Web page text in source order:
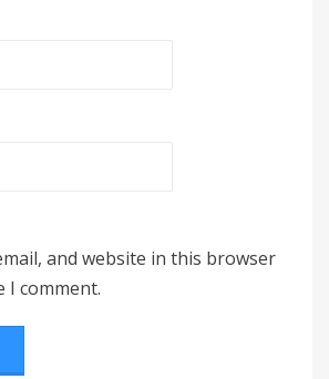
and website in this browser
I comment.